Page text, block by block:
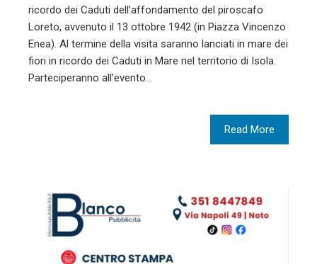
ricordo dei Caduti dell’affondamento del piroscafo
Loreto, avvenuto il 13 ottobre 1942 (in Piazza Vincenzo
Enea). Al termine della visita saranno lanciati in mare dei
fiori in ricordo dei Caduti in Mare nel territorio di Isola.
Parteciperanno all’evento…
Read More